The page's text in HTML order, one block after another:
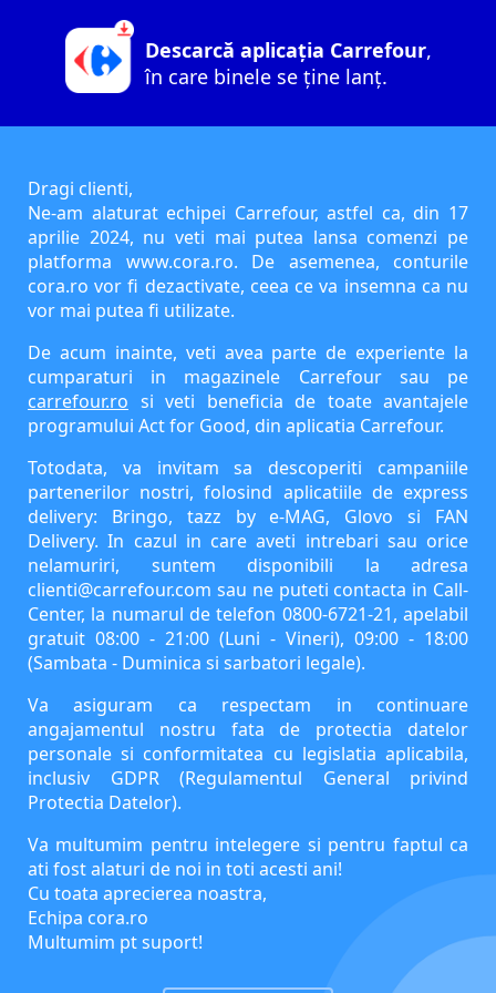
Descarcă aplicația Carrefour,
în care binele se ține lanț.
Dragi clienti,
Ne-am alaturat echipei Carrefour, astfel ca, din 17
aprilie 2024, nu veti mai putea lansa comenzi pe
platforma www.cora.ro. De asemenea, conturile
cora.ro vor fi dezactivate, ceea ce va insemna ca nu
vor mai putea fi utilizate.
De acum inainte, veti avea parte de experiente la
cumparaturi in magazinele Carrefour sau pe
carrefour.ro si veti beneficia de toate avantajele
programului Act for Good, din aplicatia Carrefour.
Totodata, va invitam sa descoperiti campaniile
partenerilor nostri, folosind aplicatiile de express
delivery: Bringo, tazz by e-MAG, Glovo si FAN
Delivery. In cazul in care aveti intrebari sau orice
nelamuriri, suntem disponibili la adresa
clienti@carrefour.com sau ne puteti contacta in Call-
Center, la numarul de telefon 0800-6721-21, apelabil
gratuit 08:00 - 21:00 (Luni - Vineri), 09:00 - 18:00
(Sambata - Duminica si sarbatori legale).
Va asiguram ca respectam in continuare
angajamentul nostru fata de protectia datelor
personale si conformitatea cu legislatia aplicabila,
inclusiv GDPR (Regulamentul General privind
Protectia Datelor).
Va multumim pentru intelegere si pentru faptul ca
ati fost alaturi de noi in toti acesti ani!
Cu toata aprecierea noastra,
Echipa cora.ro
Multumim pt suport!